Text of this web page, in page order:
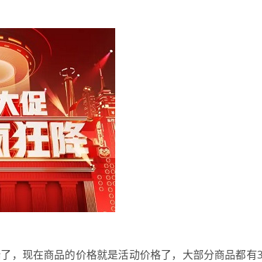
，现在商品的价格就是活动价格了，大部分商品都有3